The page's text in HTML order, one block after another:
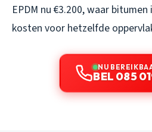
EPDM nu €3.200, waar bitumen
kosten voor hetzelfde
NU
BEL 085